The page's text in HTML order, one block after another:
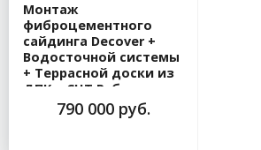
Монтаж
фиброцементного
сайдинга Decover +
Водосточной системы
+ Террасной доски из
ДПК в СНТ Рубеж
790 000 руб.